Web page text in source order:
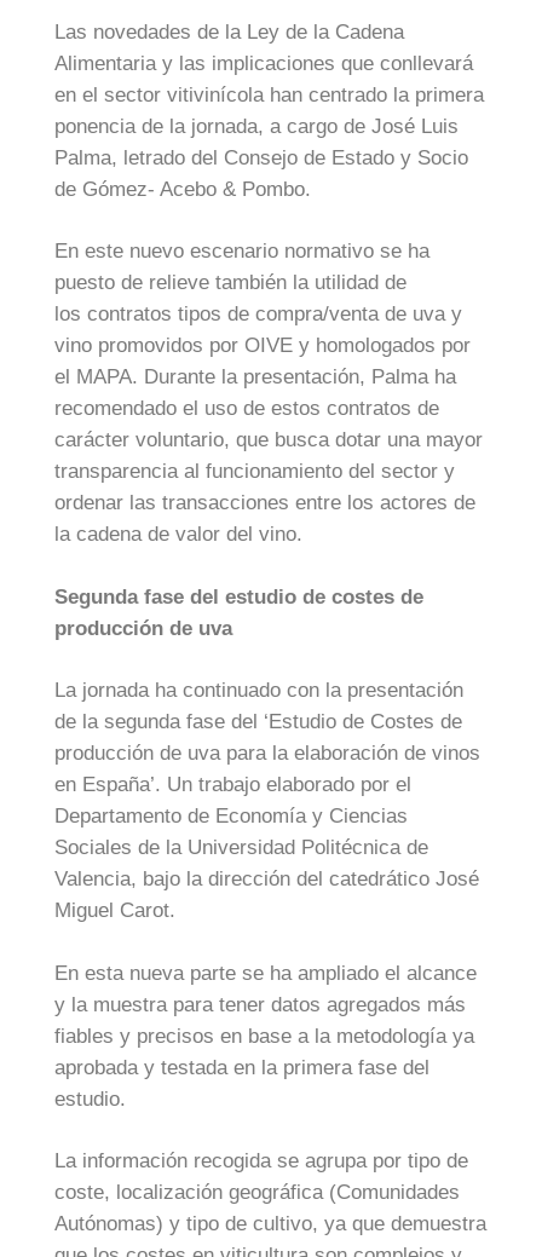
Las novedades de la Ley de la Cadena
Alimentaria y las implicaciones que conllevará
en el sector vitivinícola han centrado la primera
ponencia de la jornada, a cargo de José Luis
Palma, letrado del Consejo de Estado y Socio
de Gómez- Acebo & Pombo.
En este nuevo escenario normativo se ha
puesto de relieve también la utilidad de
los contratos tipos de compra/venta de uva y
vino promovidos por OIVE y homologados por
el MAPA. Durante la presentación, Palma ha
recomendado el uso de estos contratos de
carácter voluntario, que busca dotar una mayor
transparencia al funcionamiento del sector y
ordenar las transacciones entre los actores de
la cadena de valor del vino.
Segunda fase del estudio de costes de
producción de uva
La jornada ha continuado con la presentación
de la segunda fase del ‘Estudio de Costes de
producción de uva para la elaboración de vinos
en España’. Un trabajo elaborado por el
Departamento de Economía y Ciencias
Sociales de la Universidad Politécnica de
Valencia, bajo la dirección del catedrático José
Miguel Carot.
En esta nueva parte se ha ampliado el alcance
y la muestra para tener datos agregados más
fiables y precisos en base a la metodología ya
aprobada y testada en la primera fase del
estudio.
La información recogida se agrupa por tipo de
coste, localización geográfica (Comunidades
Autónomas) y tipo de cultivo, ya que demuestra